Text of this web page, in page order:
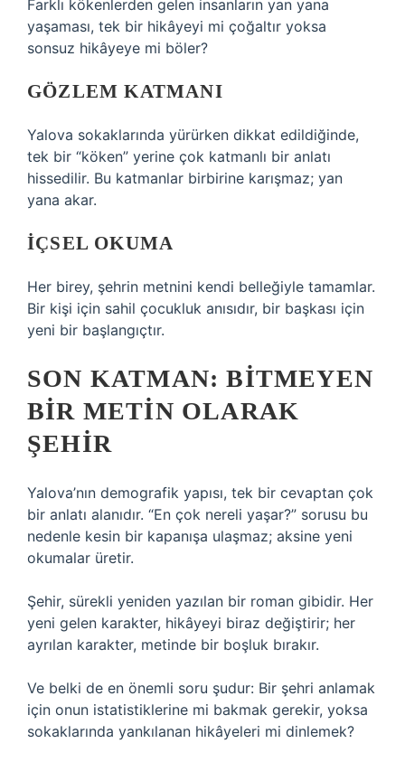
Farklı kökenlerden gelen insanların yan yana
yaşaması, tek bir hikâyeyi mi çoğaltır yoksa
sonsuz hikâyeye mi böler?
GÖZLEM KATMANI
Yalova sokaklarında yürürken dikkat edildiğinde,
tek bir “köken” yerine çok katmanlı bir anlatı
hissedilir. Bu katmanlar birbirine karışmaz; yan
yana akar.
İÇSEL OKUMA
Her birey, şehrin metnini kendi belleğiyle tamamlar.
Bir kişi için sahil çocukluk anısıdır, bir başkası için
yeni bir başlangıçtır.
SON KATMAN: BITMEYEN
BIR METIN OLARAK
ŞEHIR
Yalova’nın demografik yapısı, tek bir cevaptan çok
bir anlatı alanıdır. “En çok nereli yaşar?” sorusu bu
nedenle kesin bir kapanışa ulaşmaz; aksine yeni
okumalar üretir.
Şehir, sürekli yeniden yazılan bir roman gibidir. Her
yeni gelen karakter, hikâyeyi biraz değiştirir; her
ayrılan karakter, metinde bir boşluk bırakır.
Ve belki de en önemli soru şudur: Bir şehri anlamak
için onun istatistiklerine mi bakmak gerekir, yoksa
sokaklarında yankılanan hikâyeleri mi dinlemek?